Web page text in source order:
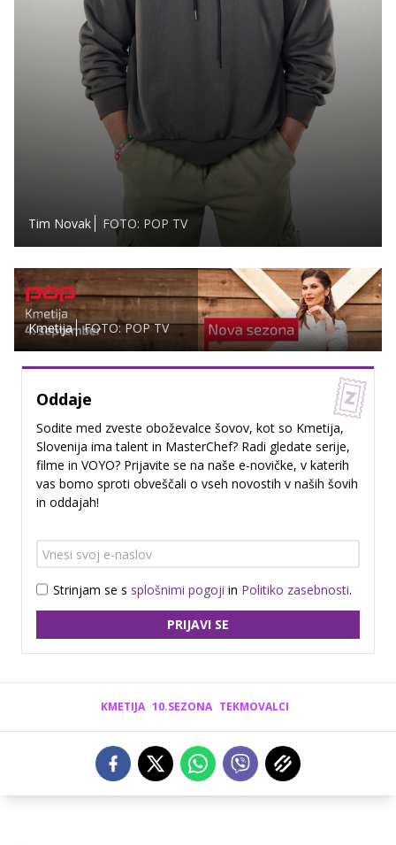
Tim Novak FOTO: POP TV
Kmetija FOTO: POP TV
Oddaje
Sodite med zveste oboževalce šovov, kot so Kmetija,
Slovenija ima talent in MasterChef? Radi gledate serije,
filme in VOYO? Prijavite se na naše e-novičke, v katerih
vas bomo sproti obveščali o vseh novostih v naših šovih
in oddajah!
Strinjam se s splošnimi pogoji in Politiko zasebnosti.
PRIJAVI SE
KMETIJA 10.SEZONA TEKMOVALCI